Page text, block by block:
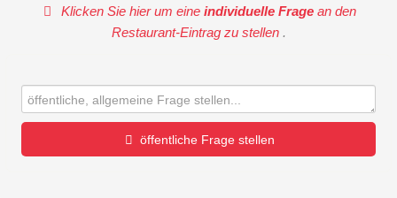
Klicken Sie hier um eineindividuelle Frage an den
Restaurant-Eintrag zu stellen .
öffentliche Frage stellen